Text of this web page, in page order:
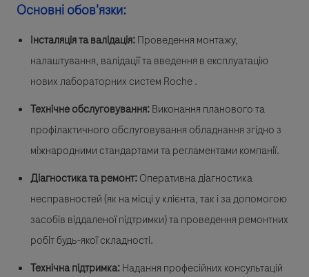
Основні обов'язки:
Інсталяція та валідація:Проведення монтажу,
налаштування, валідації та введення в експлуатацію
нових лабораторних систем Roche .
Технічне обслуговування:Виконання планового та
профілактичного обслуговування обладнання згідно з
міжнародними стандартами та регламентами компанії.
Діагностика та ремонт:Оперативна діагностика
несправностей (як на місці у клієнта, так і за допомогою
засобів віддаленої підтримки) та проведення ремонтних
робіт будь-якої складності.
Технічна підтримка:Надання професійних консультацій